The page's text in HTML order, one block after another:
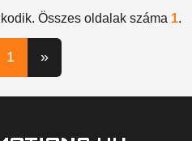
Összes oldalak száma 1.
1 »